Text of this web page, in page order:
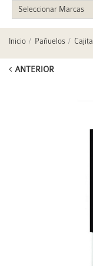
Seleccionar Marcas
Inicio Pañuelos
ANTERIOR